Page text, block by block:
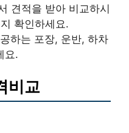
견적을 받아 비교하시
확인하세요.
하는 포장, 운반, 하차
요.
비교